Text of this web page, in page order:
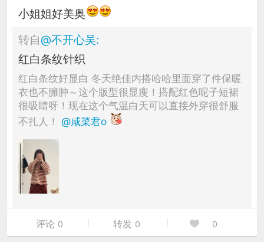
小姐姐好美奥
转自@不开心吴:
红白条纹针织
红白条纹好显白 冬天绝佳内搭哈哈里面穿了件保暖
衣也不臃肿～这个版型很显瘦！搭配红色呢子短裙
很吸睛呀！现在这个气温白天可以直接外穿很舒服
不扎人！@咸菜君o
评论 0 转发 0 0